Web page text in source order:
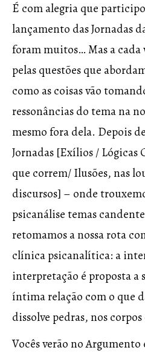
É com alegria que
lançamento das Jornadas
foram muitos… Mas a cada
pelas questões que
como as coisas vão
ressonâncias do tema na
mesmo fora dela. Depois
Jornadas [Exílios / Lógicas
que correm/ Ilusões, nas
discursos] – onde
psicanálise temas
retomamos a nossa rota
clínica psicanalítica: a
interpretação é proposta a
íntima relação com o que
dissolve pedras, nos
Vocês verão no Argumento